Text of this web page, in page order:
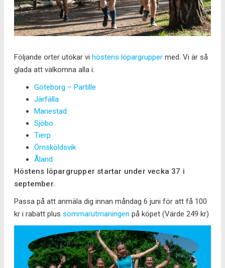
Följande orter utökar vi höstens löpargrupper med. Vi är så
glada att välkomna alla i:
Göteborg – Partille
Järfälla
Mariestad
Sjöbo
Tierp
Örnsköldsvik
Åland
Höstens löpargrupper startar under vecka 37 i
september.
Passa på att anmäla dig innan måndag 6 juni för att få 100
kr i rabatt plus sommarutmaningen på köpet (Värde 249 kr)